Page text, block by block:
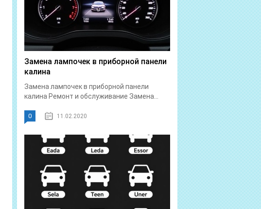
Замена лампочек в приборной панели
калина
Замена лампочек в приборной панели
калина Ремонт и обслуживание Замена...
0 11.02.2020